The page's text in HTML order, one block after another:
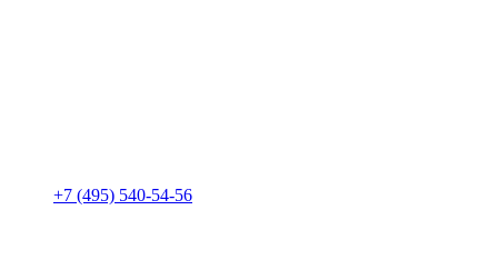
+7 (495) 540-54-56